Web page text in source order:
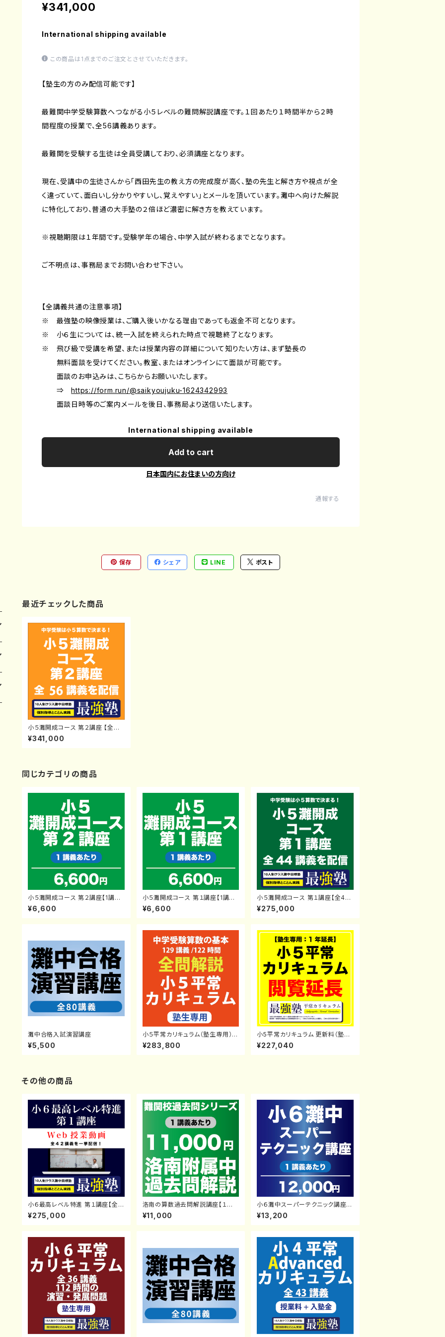
¥341,000
International shipping available
この商品は1点までのご注文とさせていただきます。
【塾生の方のみ配信可能です】
最難関中学受験算数へつながる小５レベルの難問解説講座です。１回あたり１時間半から２時
間程度の授業で、全56講義あります。
最難関を受験する生徒は全員受講しており、必須講座となります。
現在、受講中の生徒さんから「西田先生の教え方の完成度が高く、塾の先生と解き方や視点が全
く違っていて、面白いし分かりやすいし、覚えやすい」とメールを頂いています。灘中へ向けた解説
に特化しており、普通の大手塾の２倍ほど濃密に解き方を教えています。
​※視聴期限は１年間です。受験学年の場合、中学入試が終わるまでとなります。
ご不明点は、事務局までお問い合わせ下さい。
【全講義共通の注意事項】
※ 最強塾の映像授業は、ご購入後いかなる理由であっても返金不可となります。
※ 小６生については、統一入試を終えられた時点で視聴終了となります。
※ 飛び級で受講を希望、または授業内容の詳細について知りたい方は、まず塾長の
無料面談を受けてください。教室、またはオンラインにて面談が可能です。
面談のお申込みは、こちらからお願いいたします。
⇒
https://form.run/@saikyoujuku-1624342993
面談日時等のご案内メールを後日、事務局より送信いたします。
International shipping available
Add to cart
日本国内にお住まいの方向け
通報する
保存 シェア LINE ポスト
最近チェックした商品
小５灘開成コース 第２講座 【全講
義一括】塾生対象
¥341,000
同じカテゴリの商品
小５灘開成コース 第２講座【1講義】
塾生対象
¥6,600
小５灘開成コース 第１講座【1講義】
塾生対象
¥6,600
小５灘開成コース 第１講座【全44
講義】塾生対象
¥275,000
灘中合格入試演習講座
¥5,500
小５平常カリキュラム（塾生専用）
【小4生から受講可】
¥283,800
小5平常カリキュラム 更新料（塾生
専用）
¥227,040
その他の商品
小６最高レベル特進 第１講座【全4
2講義】塾生対象
¥275,000
洛南の算数過去問解説講座【１講
義】塾生対象
¥11,000
小６灘中スーパーテクニック講座
【１講義】塾生対象
¥13,200